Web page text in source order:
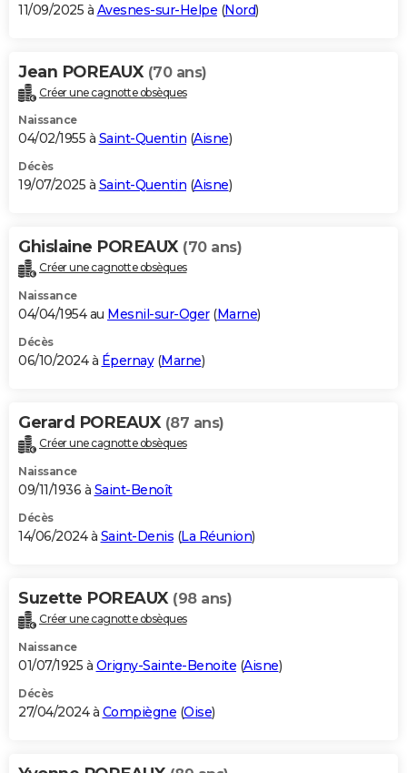
11/09/2025 à Avesnes-sur-Helpe (Nord)
Jean POREAUX (70 ans)
Créer une cagnotte obsèques
Naissance
04/02/1955 à Saint-Quentin (Aisne)
Décès
19/07/2025 à Saint-Quentin (Aisne)
Ghislaine POREAUX (70 ans)
Créer une cagnotte obsèques
Naissance
04/04/1954 au Mesnil-sur-Oger(Marne)
Décès
06/10/2024 à Épernay(Marne)
Gerard POREAUX (87 ans)
Créer une cagnotte obsèques
Naissance
09/11/1936 à Saint-Benoît
Décès
14/06/2024 à Saint-Denis (La Réunion)
Suzette POREAUX (98 ans)
Créer une cagnotte obsèques
Naissance
01/07/1925 à Origny-Sainte-Benoite (Aisne)
Décès
27/04/2024 à Compiègne (Oise)